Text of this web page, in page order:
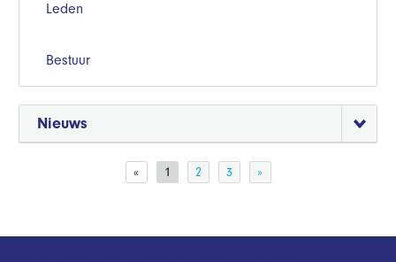
Leden
Bestuur
Nieuws
« 1 2 3 »